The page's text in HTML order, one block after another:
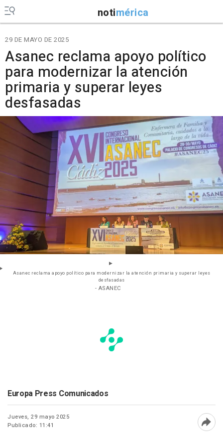
notimérica
29 DE MAYO DE 2025
Asanec reclama apoyo político
para modernizar la atención
primaria y superar leyes
desfasadas
Asanec reclama apoyo político para modernizar la atención primaria y superar leyes
desfasadas
- ASANEC
Europa Press Comunicados
Jueves, 29 mayo 2025
Publicado: 11:41